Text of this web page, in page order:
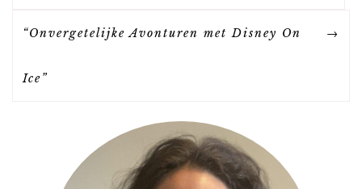
R
“Onvergetelijke Avonturen met Disney On
Ice”